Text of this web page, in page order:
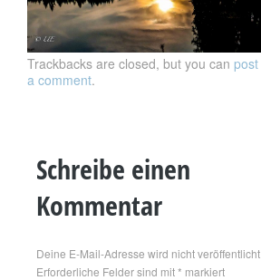
Trackbacks are closed, but you can post
a comment.
Schreibe einen
Kommentar
Deine E-Mail-Adresse wird nicht veröffentlicht.
Erforderliche Felder sind mit* markiert